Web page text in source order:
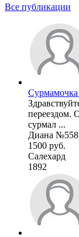
Все публикации
переездом.
сурмал ...
Диана
1500 руб.
Салехард
1892